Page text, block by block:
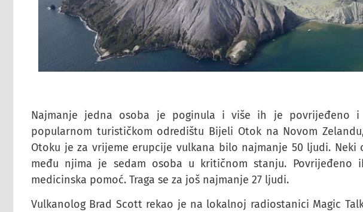
Najmanje jedna osoba je poginula i više ih je povrijeđeno
popularnom turističkom odredištu Bijeli Otok na Novom
Otoku je za vrijeme erupcije vulkana bilo najmanje 50 ljudi.
među njima je sedam osoba u kritičnom stanju.
medicinska pomoć. Traga se za još najmanje 27 ljudi.
Vulkanolog Brad Scott rekao je na lokalnoj radiostanici Magic